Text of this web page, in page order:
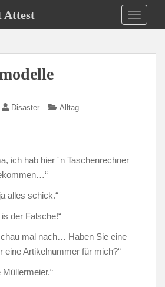
Attest
Disaster Alltag
ich hab hier ´n Taschenrechner
alles schick.“
der Falsche!“
mal nach… Haben Sie eine
eine Artikelnummer für mich?“
Müllermeier.“